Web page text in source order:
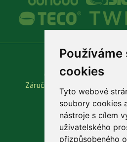
cookies
Tyto webové
soubory cookies
nástroje s cílem
uživatelského
přizpůsobeného
Vše o nákupu
Obchodní podmínky
Záruční a reklamační podmínky